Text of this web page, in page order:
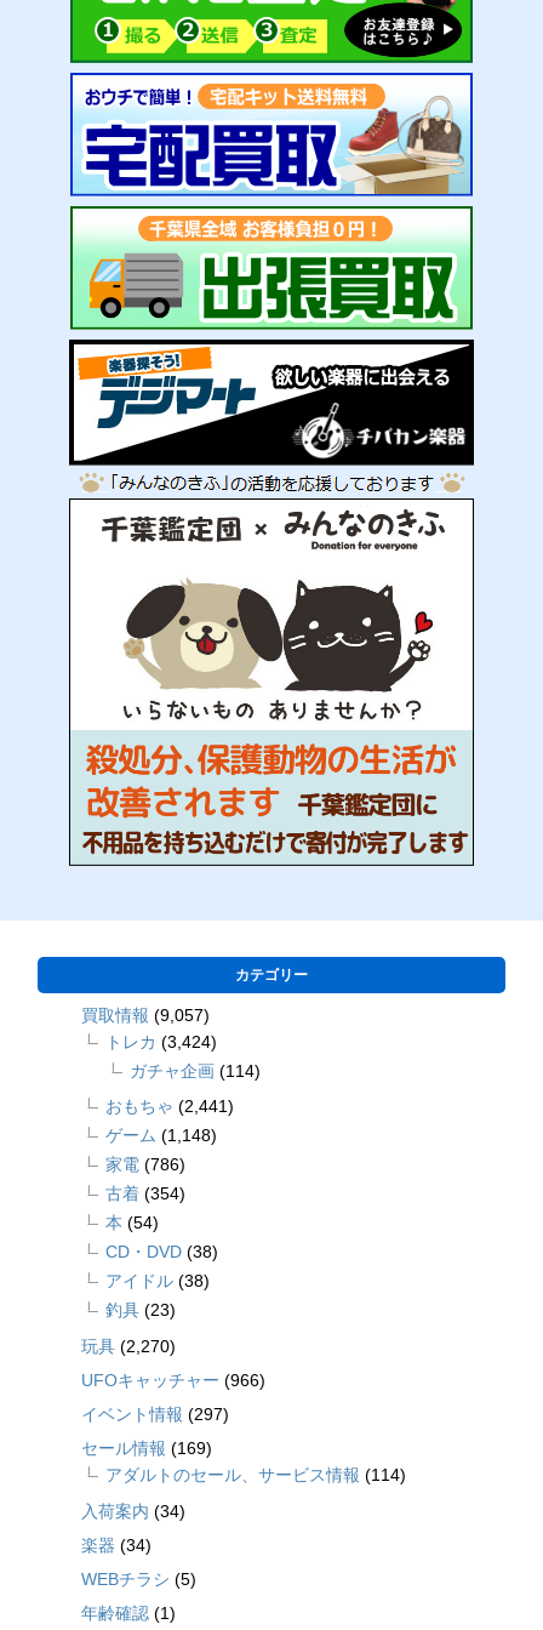
カテゴリー
買取情報 (9,057)
トレカ (3,424)
ガチャ企画 (114)
おもちゃ (2,441)
ゲーム (1,148)
家電 (786)
古着 (354)
本 (54)
CD・DVD (38)
アイドル (38)
釣具 (23)
玩具 (2,270)
UFOキャッチャー (966)
イベント情報 (297)
セール情報 (169)
アダルトのセール、サービス情報 (114)
入荷案内 (34)
楽器 (34)
WEBチラシ (5)
年齢確認 (1)